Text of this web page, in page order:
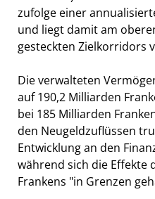
zufolge einer
und liegt damit am
gesteckten Zielkorridors
Die verwalteten
auf 190,2 Milliarden
bei 185 Milliarden
den Neugeldzuflüssen
Entwicklung an den
während sich die Effekte
Frankens "in Grenzen